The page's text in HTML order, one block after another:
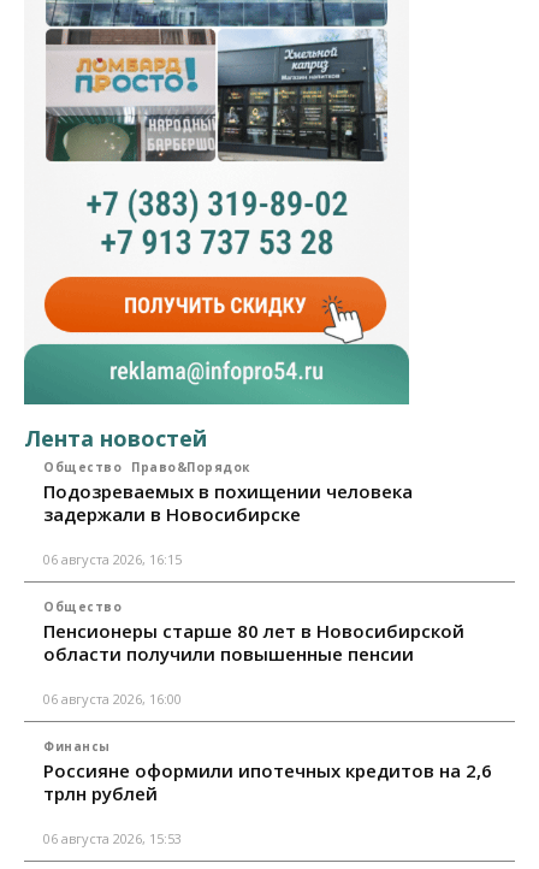
Лента новостей
Общество Право&Порядок
Подозреваемых в похищении человека
задержали в Новосибирске
06 августа 2026, 16:15
Общество
Пенсионеры старше 80 лет в Новосибирской
области получили повышенные пенсии
06 августа 2026, 16:00
Финансы
Россияне оформили ипотечных кредитов на 2,6
трлн рублей
06 августа 2026, 15:53